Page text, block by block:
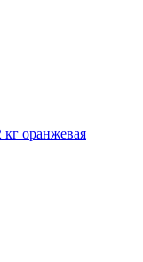
оранжевая